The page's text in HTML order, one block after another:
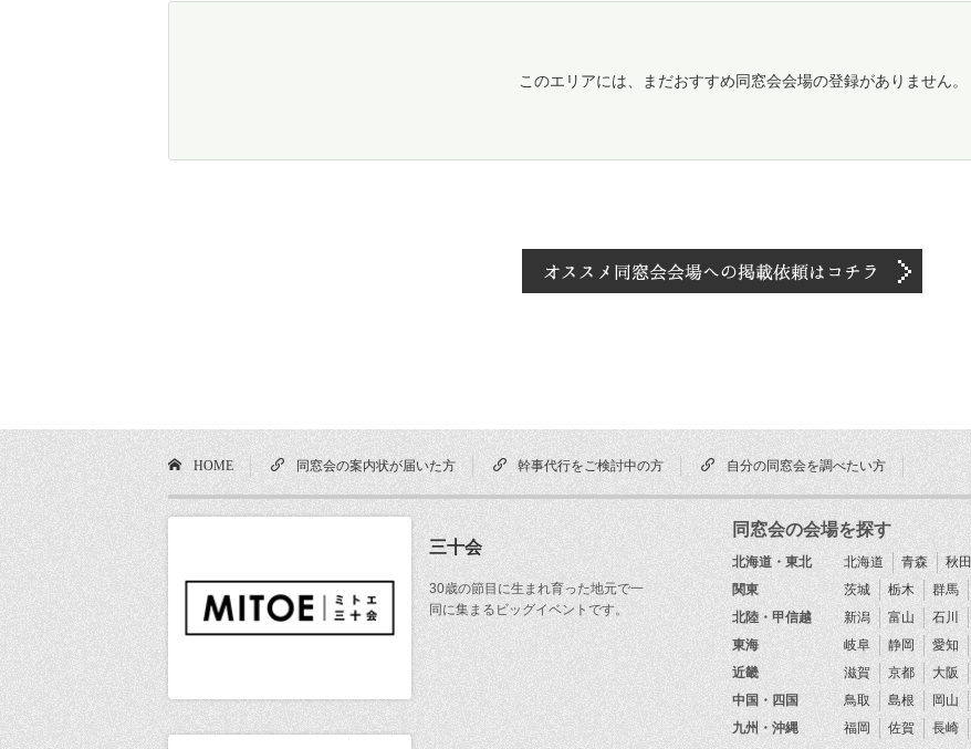
このエリアには、まだおすすめ同窓会会場の登録がありません。
HOME 同窓会の案内状が届いた方 幹事代行をご検討中の方 自分の同窓会を調べたい方
三十会
30歳の節目に生まれ育った地元で一
同に集まるビッグイベントです。
同窓会の会場を探す
北海道・東北 北海道 青森 秋田
関東
茨城 栃木 群馬
北陸・甲信越
新潟 富山 石川
東海
岐阜 静岡 愛知
近畿
滋賀 京都 大阪
中国・四国
鳥取 島根 岡山
九州・沖縄
福岡 佐賀 長崎